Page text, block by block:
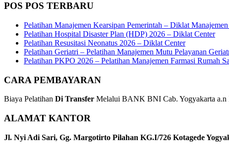
POS POS TERBARU
Pelatihan Manajemen Kearsipan Pemerintah – Diklat
Pelatihan Hospital Disaster Plan (HDP) 2026 – Diklat Center
Pelatihan Resusitasi Neonatus 2026 – Diklat Center
Pelatihan Geriatri – Pelatihan Manajemen Mutu Pelayanan
Pelatihan PKPO 2026 – Pelatihan Manajemen Farmasi Rumah
CARA PEMBAYARAN
Biaya Pelatihan Di Transfer Melalui BANK BNI Cab. Yogyakarta a.n
ALAMAT KANTOR
Jl. Nyi Adi Sari, Gg. Margotirto Pilahan KG.I/726 Kotagede